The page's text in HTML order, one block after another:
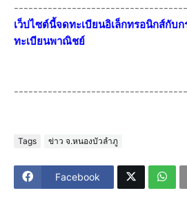
เว็ปไซต์นี้จดทะเบียนอิเล็กทรอนิกส์กับ
ทะเบียนพาณิชย์
Tags ข่าว จ.หนองบัวลำภู
Facebook